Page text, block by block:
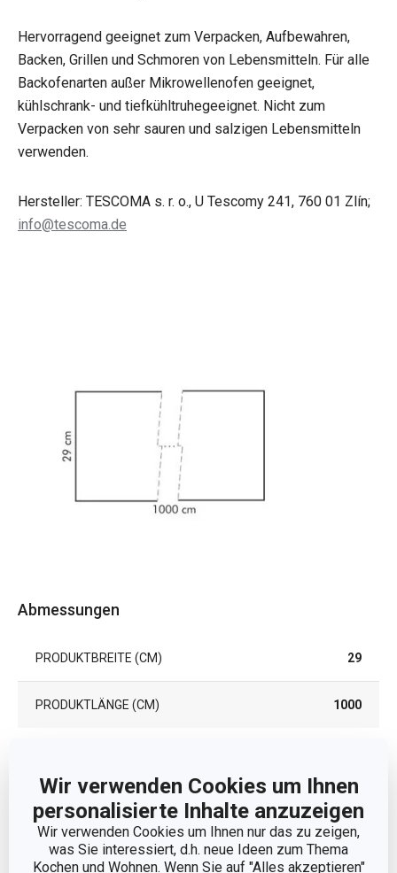
Wir verwenden Cookies um Ihnen
personalisierte Inhalte anzuzeigen
Wir verwenden Cookies um Ihnen nur das zu zeigen,
was Sie interessiert, d.h. neue Ideen zum Thema
Kochen und Wohnen. Wenn Sie auf "Alles akzeptieren"
Hervorragend geeignet zum Verpacken, Aufbewahren,
Backen, Grillen und Schmoren von Lebensmitteln. Für alle
Backofenarten außer Mikrowellenofen geeignet,
kühlschrank- und tiefkühltruhegeeignet. Nicht zum
Verpacken von sehr sauren und salzigen Lebensmitteln
verwenden.
Hersteller: TESCOMA s. r. o., U Tescomy 241, 760 01 Zlín;
info@tescoma.de
Abmessungen
PRODUKTBREITE (CM) 29
PRODUKTLÄNGE (CM) 1000
FÜR DEN KÜHLSCHRANK
GEEIGNET